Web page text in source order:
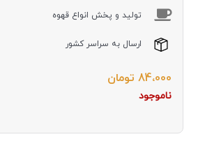
توليد و پخش انواع قهوه
ارسال به سراسر کشور
84،000 تومان
ناموجود